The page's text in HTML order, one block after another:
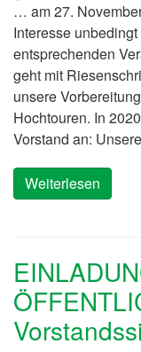
… am 27.
Interesse
entsprechenden
geht mit
unsere
Hochtouren. In
Vorstand an:
Weiterlesen